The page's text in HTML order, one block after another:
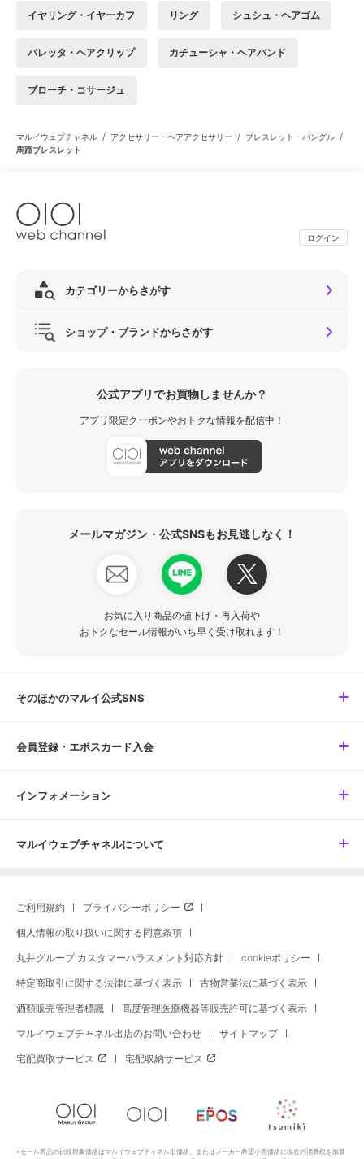
イヤリング・イヤーカフ リング シュシュ・ヘアゴム
バレッタ・ヘアクリップ カチューシャ・ヘアバンド
ブローチ・コサージュ
マルイウェブチャネル / アクセサリー・ヘアアクセサリー / ブレスレット・バングル /
馬蹄ブレスレット
ログイン
カテゴリーからさがす
ショップ・ブランドからさがす
公式アプリでお買物しませんか？
アプリ限定クーポンやおトクな情報を配信中！
メールマガジン・公式SNSもお見逃しなく！
お気に入り商品の値下げ・再入荷や
おトクなセール情報がいち早く受け取れます！
そのほかのマルイ公式SNS
会員登録・エポスカード入会
インフォメーション
マルイウェブチャネルについて
ご利用規約 プライバシーポリシー
個人情報の取り扱いに関する同意条項
丸井グループ カスタマーハラスメント対応方針 cookieポリシー
特定商取引に関する法律に基づく表示 古物営業法に基づく表示
酒類販売管理者標識 高度管理医療機器等販売許可に基づく表示
マルイウェブチャネル出店のお問い合わせ サイトマップ
宅配買取サービス 宅配収納サービス
※セール商品の比較対象価格はマルイウェブチャネル旧価格、またはメーカー希望小売価格に現在の消費税を加算